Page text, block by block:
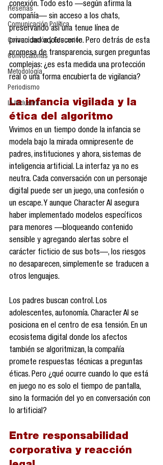
Reseñas
Comunicación Política
Comunicación y Educación
Convocatorias
Metodología
Periodismo
IA Inclusiva
conexión. Todo esto —según afirma la
compañía— sin acceso a los chats,
preservando así una tenue línea de
privacidad adolescente. Pero detrás de esta
promesa de transparencia, surgen preguntas
complejas: ¿es esta medida una protección
real o una forma encubierta de vigilancia?
La infancia vigilada y la
ética del algoritmo
Vivimos en un tiempo donde la infancia se
modela bajo la mirada omnipresente de
padres, instituciones y ahora, sistemas de
inteligencia artificial. La interfaz ya no es
neutra. Cada conversación con un personaje
digital puede ser un juego, una confesión o
un escape. Y aunque Character AI asegura
haber implementado modelos específicos
para menores —bloqueando contenido
sensible y agregando alertas sobre el
carácter ficticio de sus bots—, los riesgos
no desaparecen, simplemente se traducen a
otros lenguajes.
Los padres buscan control. Los
adolescentes, autonomía. Character AI se
posiciona en el centro de esa tensión. En un
ecosistema digital donde los afectos
también se algoritmizan, la compañía
promete respuestas técnicas a preguntas
éticas. Pero ¿qué ocurre cuando lo que está
en juego no es solo el tiempo de pantalla,
sino la formación del yo en conversación con
lo artificial?
Entre responsabilidad
corporativa y reacción